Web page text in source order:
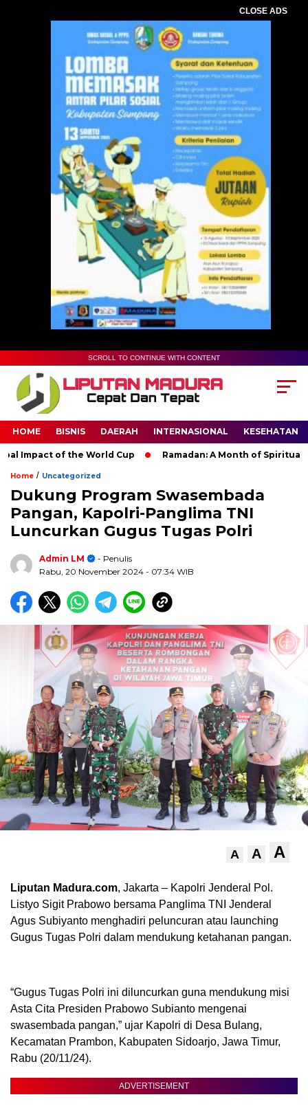
CLOSE ADS
SCROLL TO CONTINUE WITH CONTENT
HOME BISNIS DAERAH INTERNASIONAL KESEHATAN
of the World Cup Ramadan: A Month of Spiritual
Home / Uncategorized
Dukung Program Swasembada
Pangan, Kapolri-Panglima TNI
Luncurkan Gugus Tugas Polri
Admin LM
- Penulis
Rabu, 20 November 2024 - 07:34 WIB
A A A
Liputan Madura.com, Jakarta – Kapolri Jenderal Pol.
Listyo Sigit Prabowo bersama Panglima TNI Jenderal
Agus Subiyanto menghadiri peluncuran atau launching
Gugus Tugas Polri dalam mendukung ketahanan pangan.
“Gugus Tugas Polri ini diluncurkan guna mendukung misi
Asta Cita Presiden Prabowo Subianto mengenai
swasembada pangan,” ujar Kapolri di Desa Bulang,
Kecamatan Prambon, Kabupaten Sidoarjo, Jawa Timur,
Rabu (20/11/24).
ADVERTISEMENT